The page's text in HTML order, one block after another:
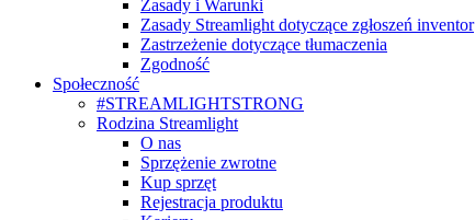
Zasady i Warunki
Zasady Streamlight dotyczące zgłoszeń inventor
Zastrzeżenie dotyczące tłumaczenia
Zgodność
Społeczność
#STREAMLIGHTSTRONG
Rodzina Streamlight
O nas
Sprzężenie zwrotne
Kup sprzęt
Rejestracja produktu